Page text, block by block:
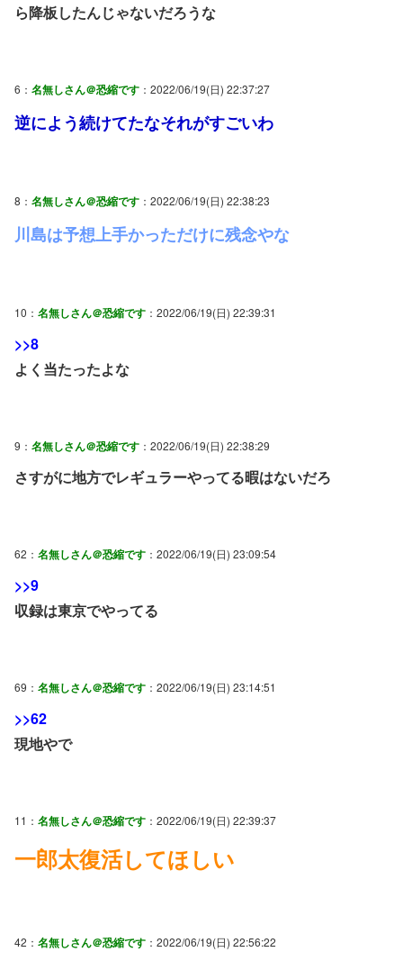
ら降板したんじゃないだろうな
6： 名無しさん＠恐縮です ：2022/06/19(日) 22:37:27
逆によう続けてたなそれがすごいわ
8： 名無しさん＠恐縮です ：2022/06/19(日) 22:38:23
川島は予想上手かっただけに残念やな
10： 名無しさん＠恐縮です ：2022/06/19(日) 22:39:31
>>8
よく当たったよな
9： 名無しさん＠恐縮です ：2022/06/19(日) 22:38:29
さすがに地方でレギュラーやってる暇はないだろ
62： 名無しさん＠恐縮です ：2022/06/19(日) 23:09:54
>>9
収録は東京でやってる
69： 名無しさん＠恐縮です ：2022/06/19(日) 23:14:51
>>62
現地やで
11： 名無しさん＠恐縮です ：2022/06/19(日) 22:39:37
一郎太復活してほしい
42： 名無しさん＠恐縮です ：2022/06/19(日) 22:56:22